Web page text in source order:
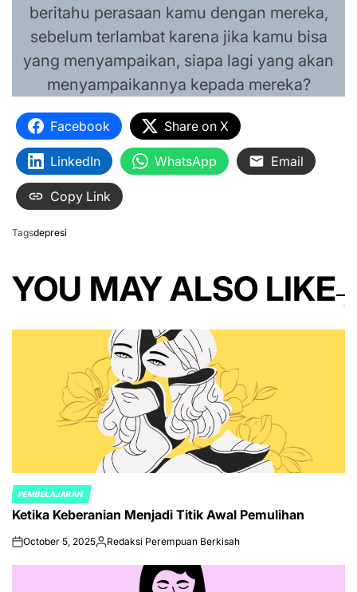
beritahu perasaan kamu dengan mereka,
sebelum terlambat karena jika kamu bisa
yang menyampaikan, siapa lagi yang akan
menyampaikannya kepada mereka?
Facebook Share on X
LinkedIn WhatsApp Email
Copy Link
Tagsdepresi
YOU MAY ALSO LIKE
POSTED
IN
PEMBELAJARAN
Ketika Keberanian Menjadi Titik Awal Pemulihan
onOctober 5, 2025Posted
Redaksi Perempuan Berkisah